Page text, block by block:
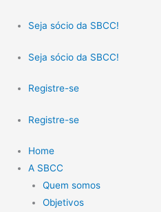
para
conteúdo
Seja sócio da SBCC!
Seja sócio da SBCC!
Registre-se
Registre-se
Home
A SBCC
Quem somos
Objetivos